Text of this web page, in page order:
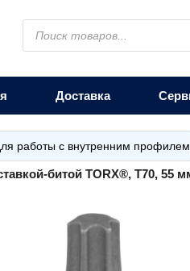
Поиск
товаров
Доставка
работы с внутренним профилем
битой TORX®, T70, 55